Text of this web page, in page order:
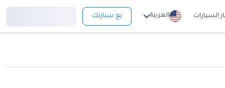
السيارات العربية بع سيارتك